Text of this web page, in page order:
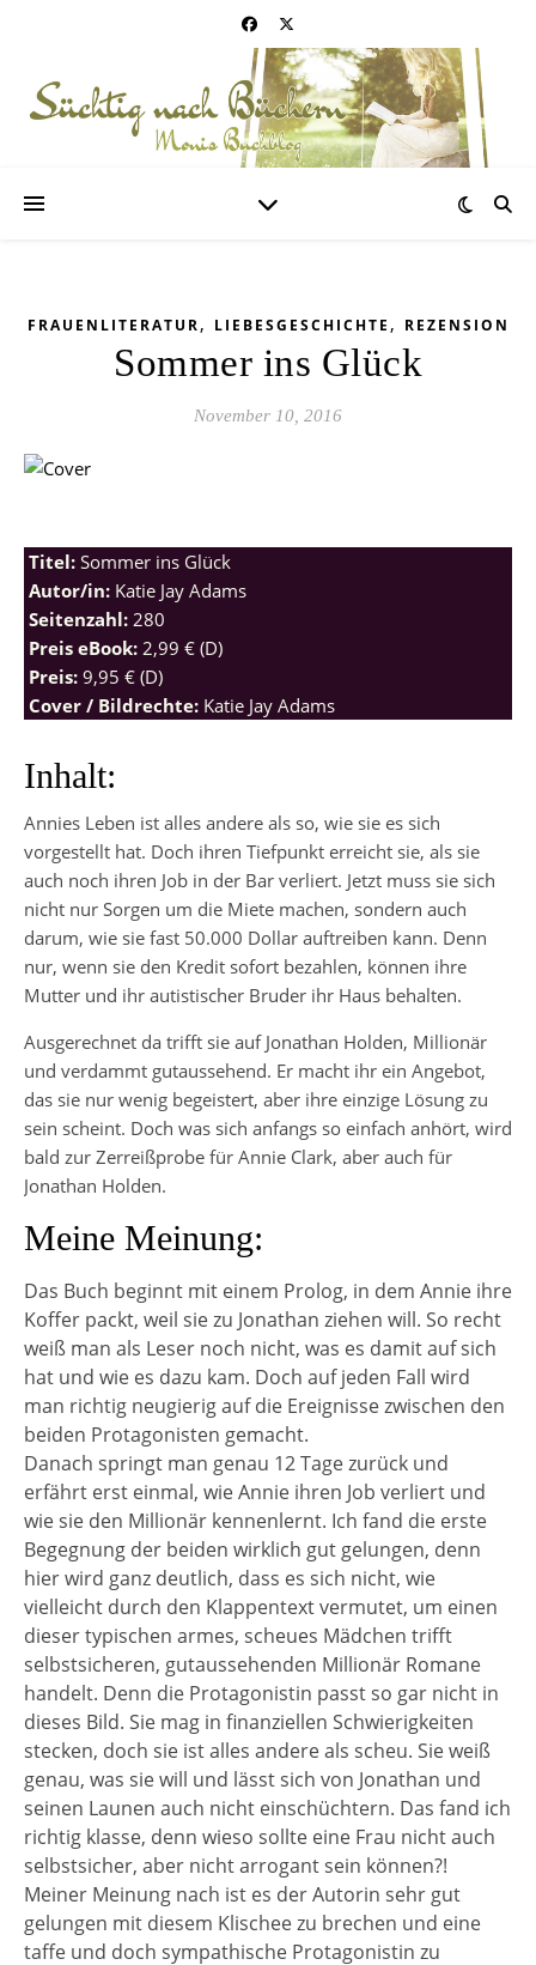
FRAUENLITERATUR, LIEBESGESCHICHTE , REZENSION
Sommer ins Glück
November 10, 2016
Titel: Sommer ins Glück
Autor/in: Katie Jay Adams
Seitenzahl: 280
Preis eBook: 2,99 € (D)
Preis: 9,95 € (D)
Cover / Bildrechte: Katie Jay Adams
Inhalt:
Annies Leben ist alles andere als so, wie sie es sich
vorgestellt hat. Doch ihren Tiefpunkt erreicht sie, als sie
auch noch ihren Job in der Bar verliert. Jetzt muss sie sich
nicht nur Sorgen um die Miete machen, sondern auch
darum, wie sie fast 50.000 Dollar auftreiben kann. Denn
nur, wenn sie den Kredit sofort bezahlen, können ihre
Mutter und ihr autistischer Bruder ihr Haus behalten.
Ausgerechnet da trifft sie auf Jonathan Holden, Millionär
und verdammt gutaussehend. Er macht ihr ein Angebot,
das sie nur wenig begeistert, aber ihre einzige Lösung zu
sein scheint. Doch was sich anfangs so einfach anhört, wird
bald zur Zerreißprobe für Annie Clark, aber auch für
Jonathan Holden.
Meine Meinung:
Das Buch beginnt mit einem Prolog, in dem Annie ihre
Koffer packt, weil sie zu Jonathan ziehen will. So recht
weiß man als Leser noch nicht, was es damit auf sich
hat und wie es dazu kam. Doch auf jeden Fall wird
man richtig neugierig auf die Ereignisse zwischen den
beiden Protagonisten gemacht.
Danach springt man genau 12 Tage zurück und
erfährt erst einmal, wie Annie ihren Job verliert und
wie sie den Millionär kennenlernt. Ich fand die erste
Begegnung der beiden wirklich gut gelungen, denn
hier wird ganz deutlich, dass es sich nicht, wie
vielleicht durch den Klappentext vermutet, um einen
dieser typischen armes, scheues Mädchen trifft
selbstsicheren, gutaussehenden Millionär Romane
handelt. Denn die Protagonistin passt so gar nicht in
dieses Bild. Sie mag in finanziellen Schwierigkeiten
stecken, doch sie ist alles andere als scheu. Sie weiß
genau, was sie will und lässt sich von Jonathan und
seinen Launen auch nicht einschüchtern. Das fand ich
richtig klasse, denn wieso sollte eine Frau nicht auch
selbstsicher, aber nicht arrogant sein können?!
Meiner Meinung nach ist es der Autorin sehr gut
gelungen mit diesem Klischee zu brechen und eine
taffe und doch sympathische Protagonistin zu